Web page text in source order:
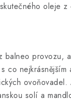
oleje z
balneo provozu,
co nejkrásnějším
ovoňovadel.
solí a